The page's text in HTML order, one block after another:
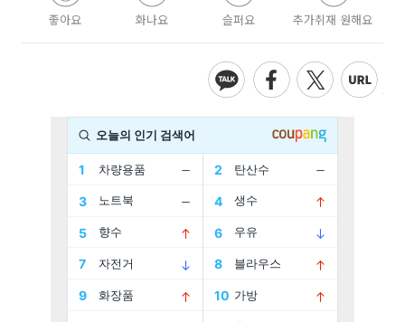
좋아요 화나요 슬퍼요 추가취재 원해요